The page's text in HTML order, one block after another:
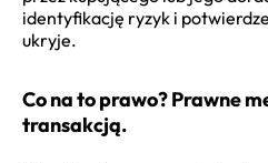
identyfikację ryzyk i
ukryje.
Co na to prawo? Prawne
transakcją.